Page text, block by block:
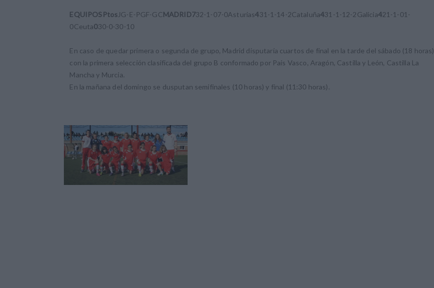
EQUIPOS Ptos JG-E-PGF-GCMADRID732-1-07-0Asturias431-1-14-2Cataluña431-1-12-2Galicia421-1-01-
0Ceuta030-0-30-10
En caso de quedar primera o segunda de grupo, Madrid disputaría cuartos de final en la tarde del sábado (18 horas)
con la primera selección clasificada del grupo B conformado por Pais Vasco, Aragón, Castilla y León, Castilla La
Mancha y Murcia.
En la mañana del domingo se dusputan semifinales (10 horas) y final (11:30 horas).